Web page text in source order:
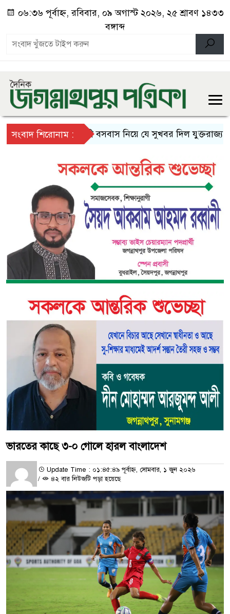
০৬:৩৬ পূর্বাহ্ন, রবিবার, ০৯ অগাস্ট ২০২৬, ২৫ শ্রাবণ ১৪৩৩
বঙ্গাব্দ
সংবাদ শিরোনাম :স্থায়ী বসবাস নিয়ে যে সুখবর দিল যুক্তরাজ্য
ভারতের কাছে ৩-০ গোলে হারল বাংলাদেশ
Update Time : ০১:৪৫:৪৯ পূর্বাহ্ন, সোমবার, ১ জুন ২০২৬
/
৪২ বার নিউজটি পড়া হয়েছে